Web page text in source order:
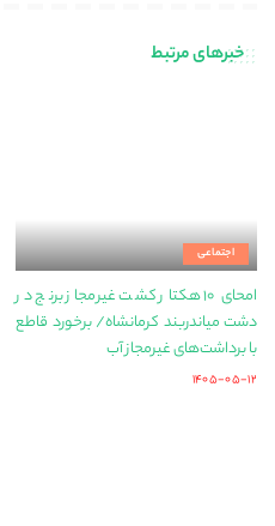
خبرهای مرتبط
اجتماعی
امحای ۱۰ هکتار کشت غیرمجاز برنج در
دشت میاندربند کرمانشاه/ برخورد قاطع
با برداشت‌های غیرمجاز آب
۱۴۰۵-۰۵-۱۲